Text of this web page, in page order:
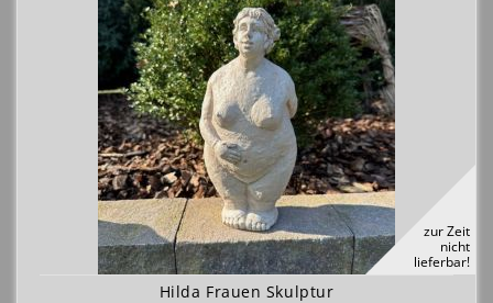
zur Zeit
nicht
lieferbar!
Hilda Frauen Skulptur